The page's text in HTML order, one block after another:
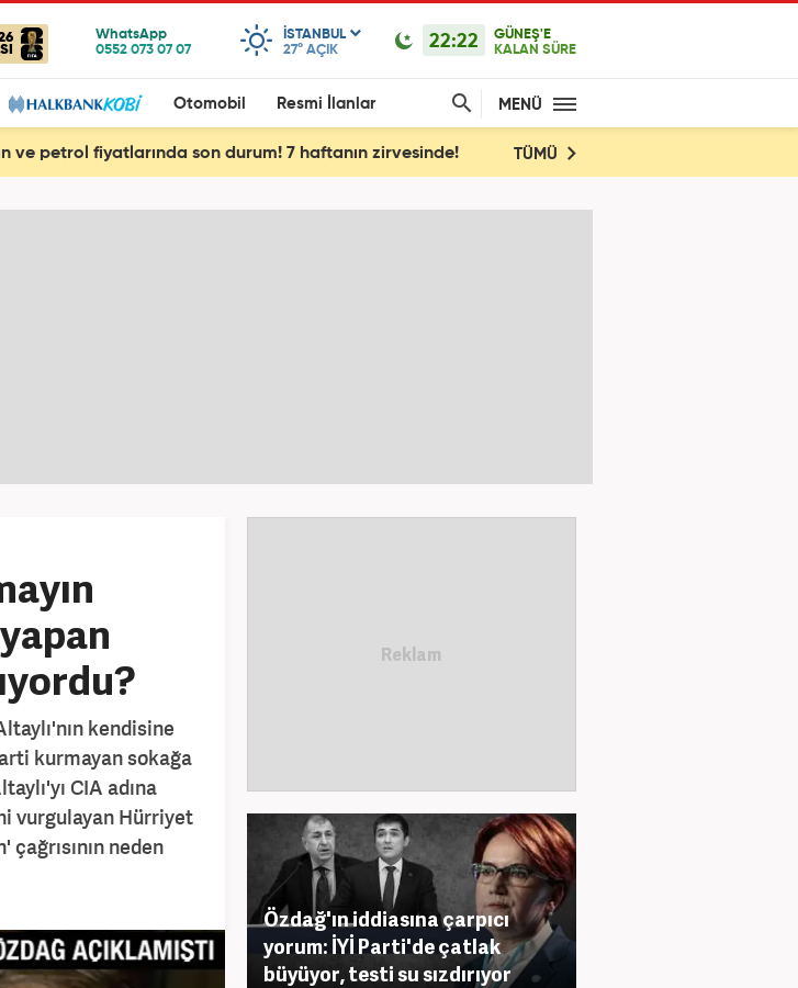
ISTANBUL
27° AÇIK 22:22
GÜNEŞ'E
KALAN SÜRE
Otomobil Resmi İlanlar MENÜ
ve petrol fiyatlarında son durum! 7 haftanın zirvesinde! TÜMÜ
kendisine
kurmayan sokağa
CIA adına
vurgulayan Hürriyet
neden
Özdağ'ın iddiasına çarpıcı
yorum: İYİ Parti'de çatlak
büyüyor, testi su sızdırıyor